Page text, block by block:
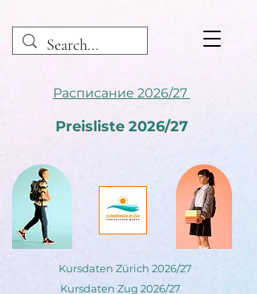
Расписание 2026/27
Preisliste 2026/27
Kursdaten Zürich 2026/27
Kursdaten Zug 2026/27